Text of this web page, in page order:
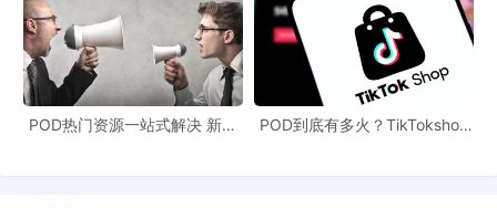
这次的政策组合拳，核心目的只有一个：打通数据孤
岛，构建一个“资金流”和“货物流”相互印证的税务监管
天网。
POD热门资源一站式解决 新手
POD到底有多火？TikTokshop